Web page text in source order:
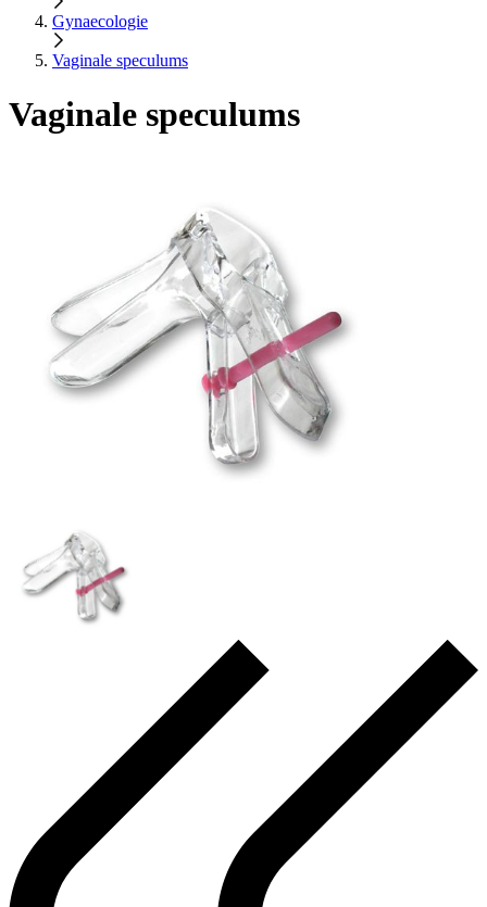
Gynaecologie
Vaginale speculums
Vaginale speculums